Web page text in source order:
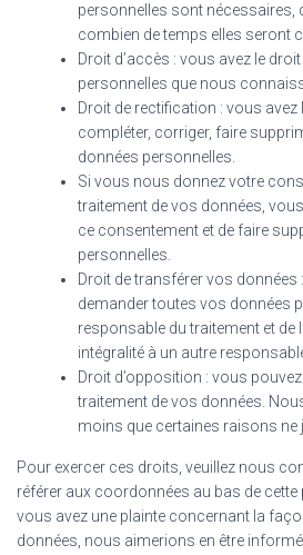
personnelles sont nécessaires,
combien de temps elles seront
Droit d’accès : vous avez le
personnelles que nous
Droit de rectification : vous
compléter, corriger, faire
données personnelles.
Si vous nous donnez votre
traitement de vos données,
ce consentement et de faire
personnelles.
Droit de transférer vos données
demander toutes vos données
responsable du traitement et de
intégralité à un autre
Droit d’opposition : vous
traitement de vos données.
moins que certaines raisons ne
Pour exercer ces droits, veuillez nous
référer aux coordonnées au bas de cette
vous avez une plainte concernant la
données, nous aimerions en être